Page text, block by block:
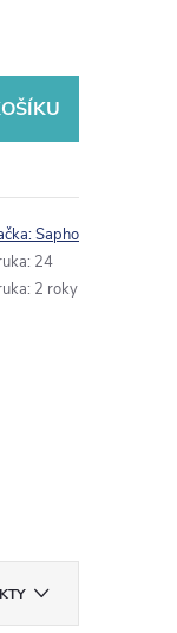
Sapho
: 24
: 2 roky